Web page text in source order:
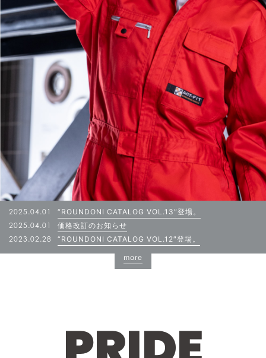
2025.04.01
“ROUNDONI CATALOG VOL.13″登場。
2025.04.01
価格改訂のお知らせ
2023.02.28
“ROUNDONI CATALOG VOL.12″登場。
more